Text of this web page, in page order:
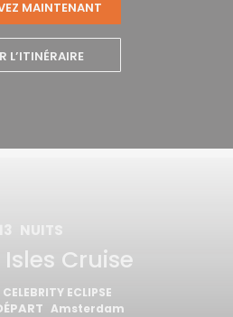
MAINTENANT
L’ITINÉRAIRE
13 NUITS
Cruise
CELEBRITY ECLIPSE
Amsterdam